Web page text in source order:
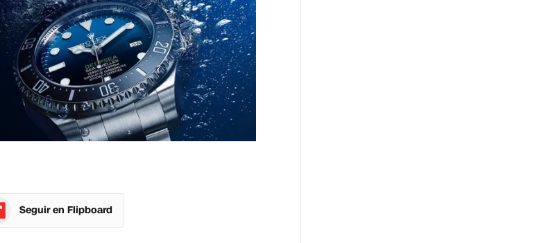
Seguir en Flipboard